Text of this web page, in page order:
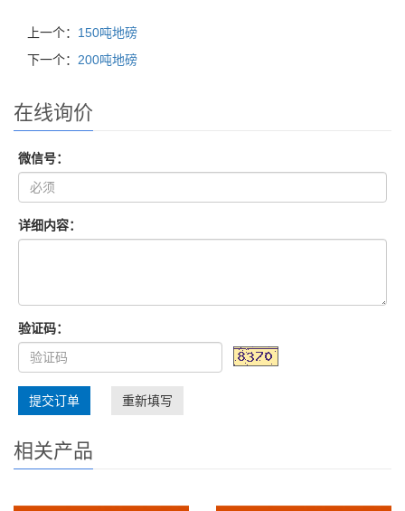
上一个： 150吨地磅
下一个： 200吨地磅
在线询价
微信号：
详细内容：
验证码：
提交订单 重新填写
相关产品